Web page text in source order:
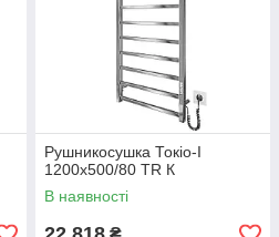
Рушникосушка Токіо-I
1200х500/80 TR К
В наявності